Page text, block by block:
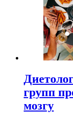
групп
мозгу